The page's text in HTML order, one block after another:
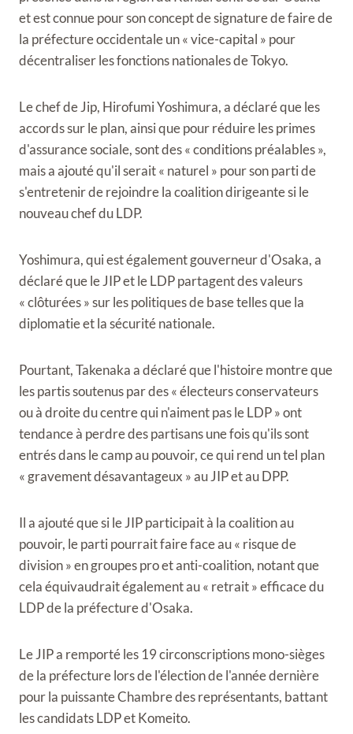
et est connue pour son concept de signature de faire de
la préfecture occidentale un « vice-capital » pour
décentraliser les fonctions nationales de Tokyo.
Le chef de Jip, Hirofumi Yoshimura, a déclaré que les
accords sur le plan, ainsi que pour réduire les primes
d'assurance sociale, sont des « conditions préalables »,
mais a ajouté qu'il serait « naturel » pour son parti de
s'entretenir de rejoindre la coalition dirigeante si le
nouveau chef du LDP.
Yoshimura, qui est également gouverneur d'Osaka, a
déclaré que le JIP et le LDP partagent des valeurs
« clôturées » sur les politiques de base telles que la
diplomatie et la sécurité nationale.
Pourtant, Takenaka a déclaré que l'histoire montre que
les partis soutenus par des « électeurs conservateurs
ou à droite du centre qui n'aiment pas le LDP » ont
tendance à perdre des partisans une fois qu'ils sont
entrés dans le camp au pouvoir, ce qui rend un tel plan
« gravement désavantageux » au JIP et au DPP.
Il a ajouté que si le JIP participait à la coalition au
pouvoir, le parti pourrait faire face au « risque de
division » en groupes pro et anti-coalition, notant que
cela équivaudrait également au « retrait » efficace du
LDP de la préfecture d'Osaka.
Le JIP a remporté les 19 circonscriptions mono-sièges
de la préfecture lors de l'élection de l'année dernière
pour la puissante Chambre des représentants, battant
les candidats LDP et Komeito.